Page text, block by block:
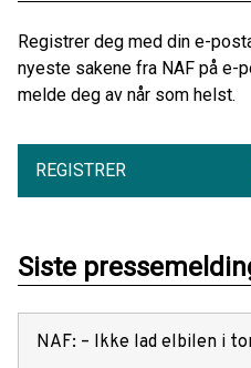
Registrer deg med din e-
nyeste sakene fra NAF på e-
melde deg av når som helst.
REGISTRER
Siste
NAF: – Ikke lad elbilen i